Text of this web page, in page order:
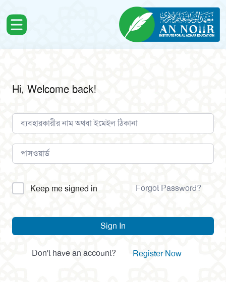
Hi, Welcome back!
Alternative:
Keep me signed in Forgot Password?
Sign In
Don't have an account? Register Now